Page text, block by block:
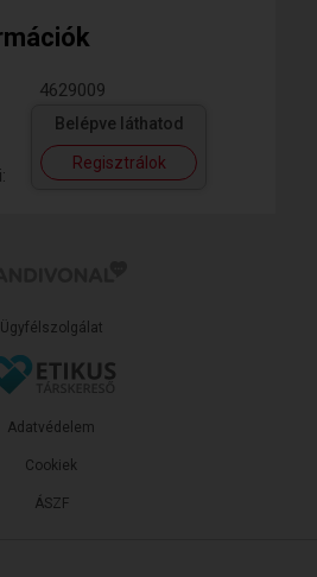
4629009
Belépve láthatod
Regisztrálok
Ügyfélszolgálat
ÁSZF
Adatvédelem
Cookiek